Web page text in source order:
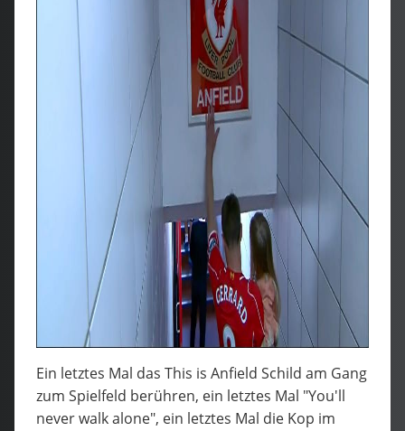
Ein letztes Mal das This is Anfield Schild am Gang
zum Spielfeld berühren, ein letztes Mal "You'll
never walk alone", ein letztes Mal die Kop im